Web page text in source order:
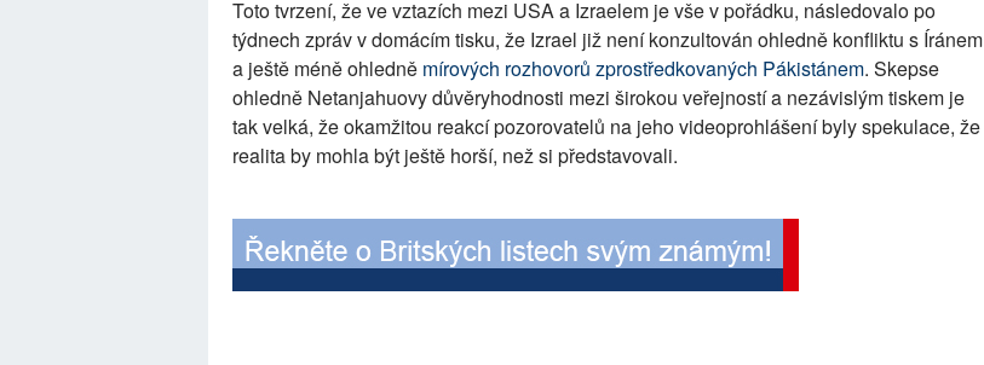
Toto tvrzení, že ve vztazích mezi USA a Izraelem je vše v pořádku, následovalo po
týdnech zpráv v domácím tisku, že Izrael již není konzultován ohledně konfliktu s Íránem
a ještě méně ohledně mírových rozhovorů zprostředkovaných Pákistánem. Skepse
ohledně Netanjahuovy důvěryhodnosti mezi širokou veřejností a nezávislým tiskem je
tak velká, že okamžitou reakcí pozorovatelů na jeho videoprohlášení byly spekulace, že
realita by mohla být ještě horší, než si představovali.